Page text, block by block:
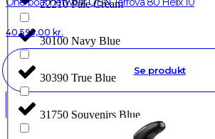
22210 Pale Cream
30100 Navy Blue
30390 True Blue
31750 Souvenirs Blue
40.595,00 kr.
Se produkt